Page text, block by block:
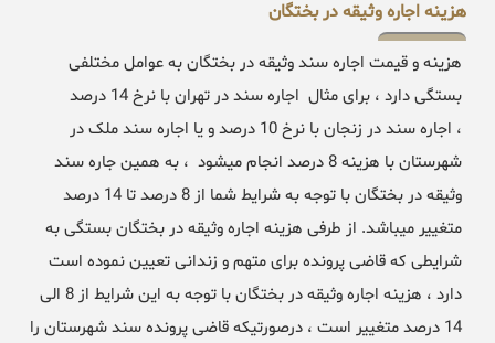
هزینه اجاره وثیقه در بختگان
هزینه و قیمت اجاره سند وثیقه در بختگان به عوامل مختلفی
بستگی دارد ، برای مثال اجاره سند در تهران با نرخ 14 درصد
، اجاره سند در زنجان با نرخ 10 درصد و یا اجاره سند ملک در
شهرستان با هزینه 8 درصد انجام میشود ، به همین جاره سند
وثیقه در بختگان با توجه به شرایط شما از 8 درصد تا 14 درصد
متغییر میباشد. از طرفی هزینه اجاره وثیقه در بختگان بستگی به
شرایطی که قاضی پرونده برای متهم و زندانی تعیین نموده است
دارد ، هزینه اجاره وثیقه در بختگان با توجه به این شرایط از 8 الی
14 درصد متغییر است ، درصورتیکه قاضی پرونده سند شهرستان را